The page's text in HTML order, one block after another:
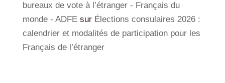
bureaux de vote à l’étranger - Français du
monde - ADFEsur Élections consulaires 2026 :
calendrier et modalités de participation pour les
Français de l’étranger